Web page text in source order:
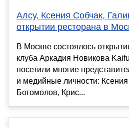
Алсу, Ксения Собчак,
открытии ресторана в
В Москве состоялось
клуба Аркадия Новикова
посетили многие
и медийные личности:
Богомолов, Крис...